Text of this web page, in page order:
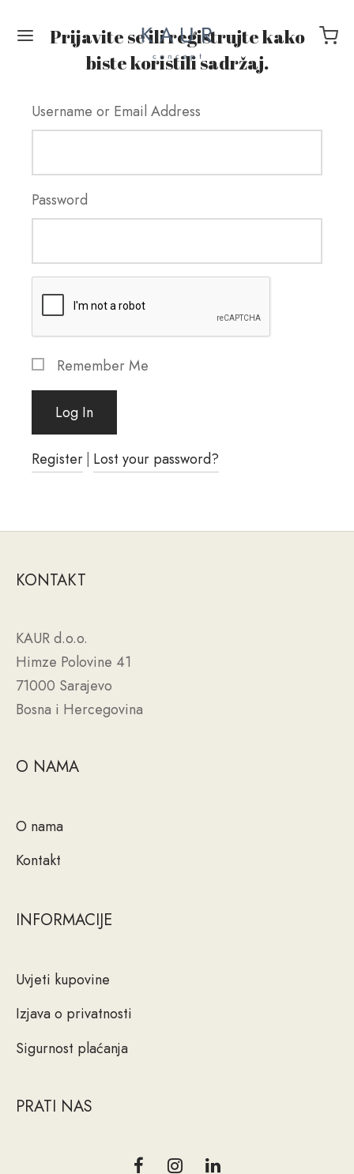
Prijavite se ili registrujte kako
biste koristili sadržaj.
Username or Email Address
Password
Remember Me
Register Lost your password?
PRATI NAS
O NAMA
O nama
Kontakt
INFORMACIJE
Uvjeti kupovine
Izjava o privatnosti
Sigurnost plaćanja
KONTAKT
KAUR d.o.o.
Himze Polovine 41
71000 Sarajevo
Bosna i Hercegovina
MOVE IZAZOV
Izazov